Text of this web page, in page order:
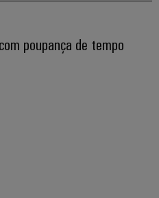
poupança de tempo